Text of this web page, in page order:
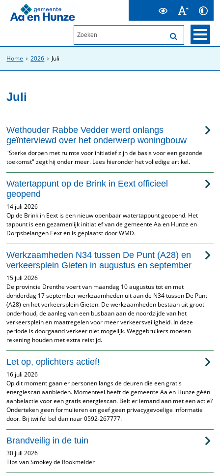
Home 2026 Juli
Juli
Wethouder Rabbe Vedder werd onlangs
geïnterviewd over het onderwerp woningbouw
"Sterke dorpen met ruimte voor initiatief zijn de basis voor een gezonde
toekomst" zegt hij onder meer. Lees hieronder het volledige artikel.
Watertappunt op de Brink in Eext officieel
geopend
14 juli 2026
Op de Brink in Eext is een nieuw openbaar watertappunt geopend. Het
tappunt is een gezamenlijk initiatief van de gemeente Aa en Hunze en
Dorpsbelangen Eext en is geplaatst door WMD.
Werkzaamheden N34 tussen De Punt (A28) en
verkeersplein Gieten in augustus en september
15 juli 2026
De provincie Drenthe voert van maandag 10 augustus tot en met
donderdag 17 september werkzaamheden uit aan de N34 tussen De Punt
(A28) en het verkeersplein Gieten. De werkzaamheden bestaan uit groot
onderhoud, de aanleg van een busbaan aan de noordzijde van het
verkeersplein en maatregelen voor meer verkeersveiligheid. In deze
periode is doorgaand verkeer niet mogelijk. Weggebruikers moeten
rekening houden met extra reistijd.
Let op, oplichters actief!
16 juli 2026
Op dit moment gaan er personen langs de deuren die een gratis
energiescan aanbieden. Momenteel heeft de gemeente Aa en Hunze géén
aanbelactie voor een gratis energiescan. Belt er iemand aan met een actie?
Onderteken geen formulieren en geef geen privacygevoelige informatie
door. Bij twijfel bel dan naar 0592-267777.
Brandveilig in de tuin
30 juli 2026
Tips van Smokey de Rookmelder